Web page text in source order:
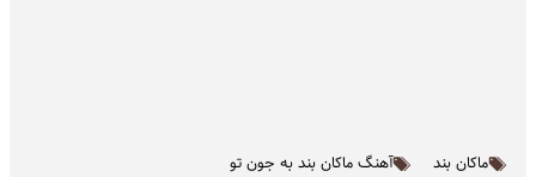
ماکان بند آهنگ ماکان بند به جون تو